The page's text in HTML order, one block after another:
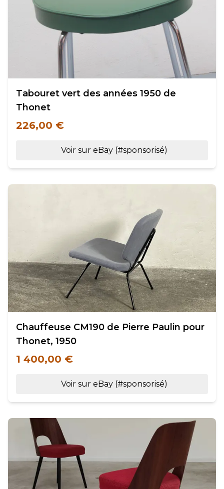
Tabouret vert des années 1950 de
Thonet
226,00 €
Voir sur eBay (#sponsorisé)
Chauffeuse CM190 de Pierre Paulin pour
Thonet, 1950
1 400,00 €
Voir sur eBay (#sponsorisé)